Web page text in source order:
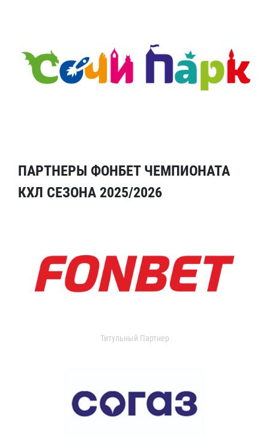
ПАРТНЕРЫ ФОНБЕТ ЧЕМПИОНАТА
КХЛ СЕЗОНА 2025/2026
Титульный Партнер